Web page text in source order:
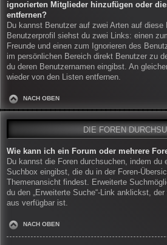
ignorierten Mitglieder hinzufügen oder
entfernen?
Du kannst Benutzer auf zwei Arten auf
Benutzerprofil siehst du zwei Links: einen
Freunde und einen zum Ignorieren des
im persönlichen Bereich direkt Benutzer zu
du deren Benutzernamen eingibst. An
wieder von den Listen entfernen.
NACH OBEN
DIE FOREN
Wie kann ich ein Forum oder mehrere
Du kannst die Foren durchsuchen, indem du
Suchbox eingibst, die du in der Foren-
Themenansicht findest. Erweiterte
du den „Erweiterte Suche“-Link anklickst,
aus verfügbar ist.
NACH OBEN